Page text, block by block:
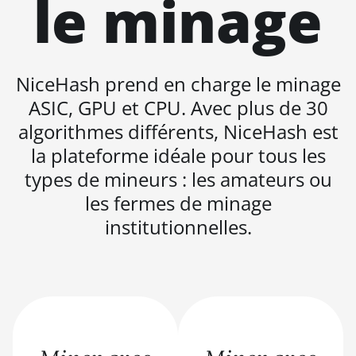
BITMAIN AntMiner S21+ Hyd (319Th)
BITMAIN AntMiner S21e XP Hyd (430Th)
BITMAIN AntMiner S21e XP Hyd 3U
(860Th)
BITMAIN AntMiner S21j XP Hyd (495Th/s)
BITMAIN AntMiner S9
BITMAIN AntMiner S9 SE
BITMAIN AntMiner S9i
le minage
NiceHash prend en charge le minage
ASIC, GPU et CPU. Avec plus de 30
algorithmes différents, NiceHash est
la plateforme idéale pour tous les
types de mineurs : les amateurs ou
les fermes de minage
institutionnelles.